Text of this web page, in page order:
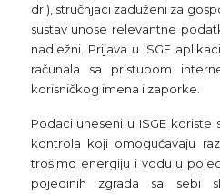
dr.), stručnjaci zaduženi za
sustav unose relevantne
nadležni. Prijava u ISGE
računala sa pristupom
korisničkog imena i zaporke.
Podaci uneseni u ISGE koriste
kontrola koji omogućavaju
trošimo energiju i vodu u
pojedinih zgrada sa sebi